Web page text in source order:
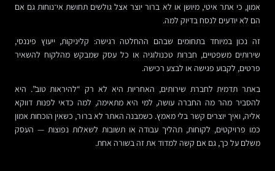
אמון, כי אתר איטי, מיושן או לא ברור יוצר אצל גולשים תחושת אי־נוחות גם אם
הם לא יודעים לנסח בדיוק למה.
זה נכון במיוחד בתחומים שבהם ההחלטה רגישה: קליניקות, ייעוץ פיננסי,
שירותים משפטיים, חברות טכנולוגיה או כל עסק שמבקש מהלקוח להשאיר
פרטים, לקבוע פגישה או לבצע רכישה.
באתר תדמית לחברת שירותים, האחריות היא לא רק “להיראות טוב”. היא
להסביר מהר מה החברה עושה, למי היא מתאימה, למה כדאי לפנות דווקא
אליה, ואיך יוצרים קשר בלי מאמץ. כשמבנה האתר לא ברור, כשאין הוכחות אמון
כמו פרויקטים, לקוחות, תהליך עבודה או תשובות לשאלות נפוצות — העסק
משלם על כך, גם אם קשה למדוד את זה בשורה אחת.